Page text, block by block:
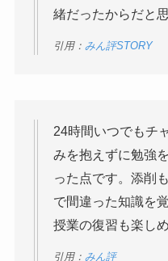
緒だったからだと
引用： みん評STORY
24時間いつでもチ
みを抱えずに勉強
った点です。添削
で間違った知識を
授業の復習も楽し
引用：みん評